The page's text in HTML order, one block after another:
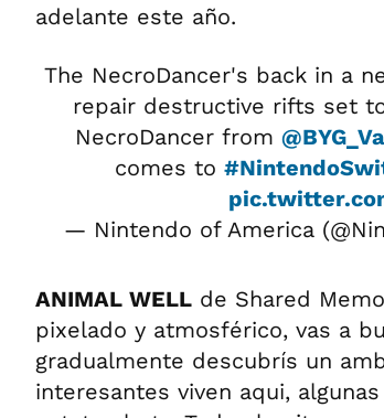
adelante este año.
The NecroDancer's back in a
repair destructive rifts set
NecroDancer from
comes to
— Nintendo of America
ANIMAL WELL de Shared
pixelado y atmosférico, vas a
gradualmente descubrís un
interesantes viven aqui,